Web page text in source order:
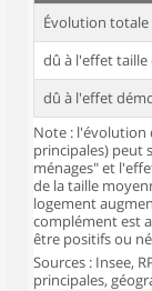
Évolution totale
dû à l'effet taille
dû à l'effet
Note : l'évolution
principales) peut
ménages" et
de la taille
logement
complément est
être positifs ou
Sources : Insee,
principales,